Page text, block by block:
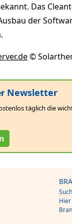
Das
der
©
Newsletter
täglich die